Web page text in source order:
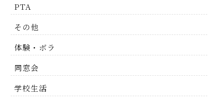
PTA
その他
体験・ボラ
同窓会
学校生活